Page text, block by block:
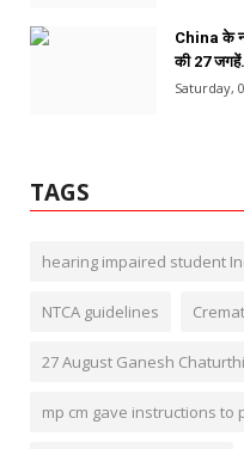
China के
की 27
Saturday,
TAGS
hearing impaired student
NTCA guidelines
27 August Ganesh Chaturthi
mp cm gave instructions to